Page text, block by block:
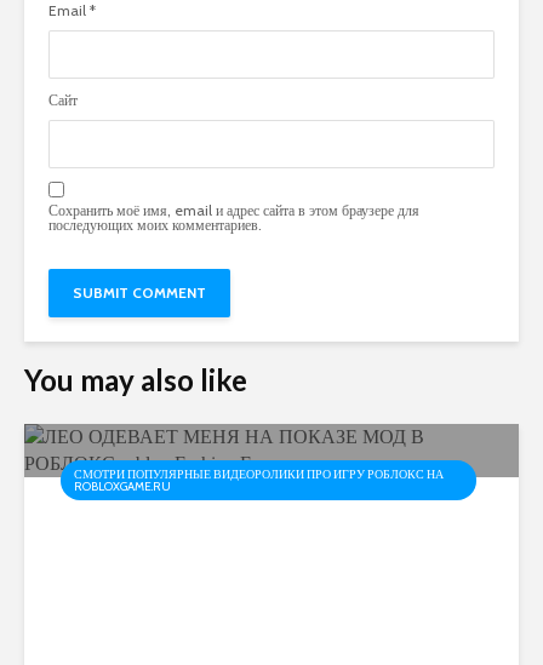
Email *
Сайт
Сохранить моё имя, email и адрес сайта в этом браузере для
последующих моих комментариев.
You may also like
СМОТРИ ПОПУЛЯРНЫЕ ВИДЕОРОЛИКИ ПРО ИГРУ РОБЛОКС НА
ROBLOXGAME.RU